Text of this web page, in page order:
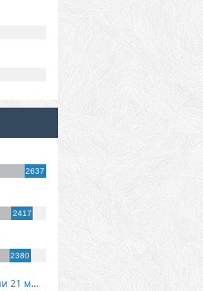
2637
2417
2380
Поздравляю с днём поэзии 21 марта!